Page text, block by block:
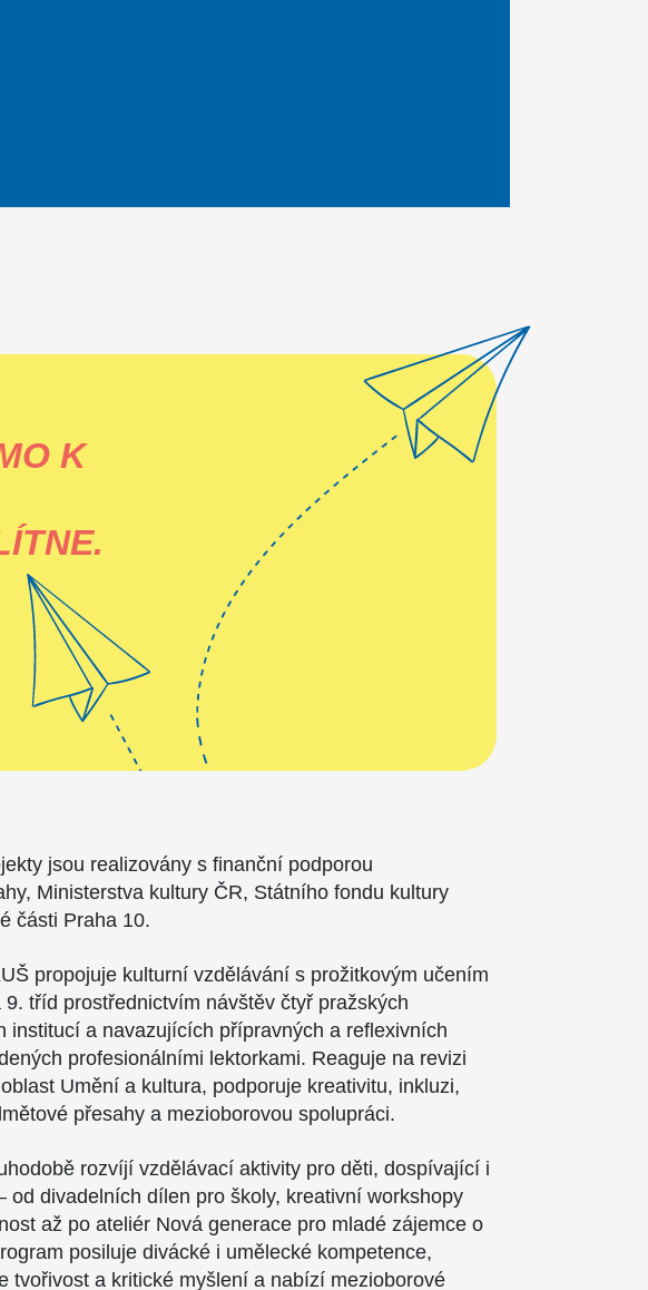
K
jsou realizovány s finanční podporou
Ministerstva kultury ČR, Státního fondu kultury
části Praha 10.
propojuje kulturní vzdělávání s prožitkovým učením
9. tříd prostřednictvím návštěv čtyř pražských
institucí a navazujících přípravných a reflexivních
profesionálními lektorkami. Reaguje na revizi
Umění a kultura, podporuje kreativitu, inkluzi,
přesahy a mezioborovou spolupráci.
rozvíjí vzdělávací aktivity pro děti, dospívající i
od divadelních dílen pro školy, kreativní workshopy
až po ateliér Nová generace pro mladé zájemce o
posiluje divácké i umělecké kompetence,
tvořivost a kritické myšlení a nabízí mezioborové